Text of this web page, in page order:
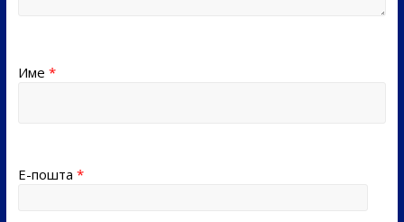
Име *
Е-пошта *